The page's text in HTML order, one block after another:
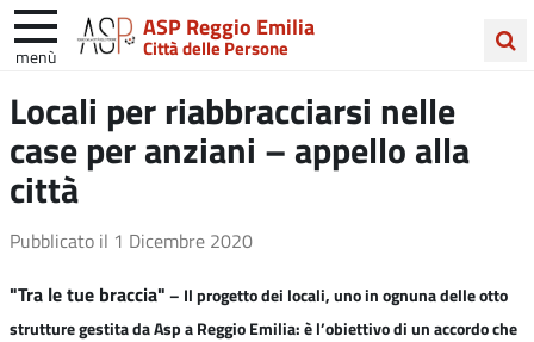
ASP Reggio Emilia
Città delle Persone
menù
nel
sito
Locali per riabbracciarsi nelle
case per anziani – appello alla
città
Pubblicato il 1 Dicembre 2020
"Tra le tue braccia"– Il progetto dei locali, uno in ognuna delle otto
strutture gestita da Asp a Reggio Emilia: è l’obiettivo di un accordo che